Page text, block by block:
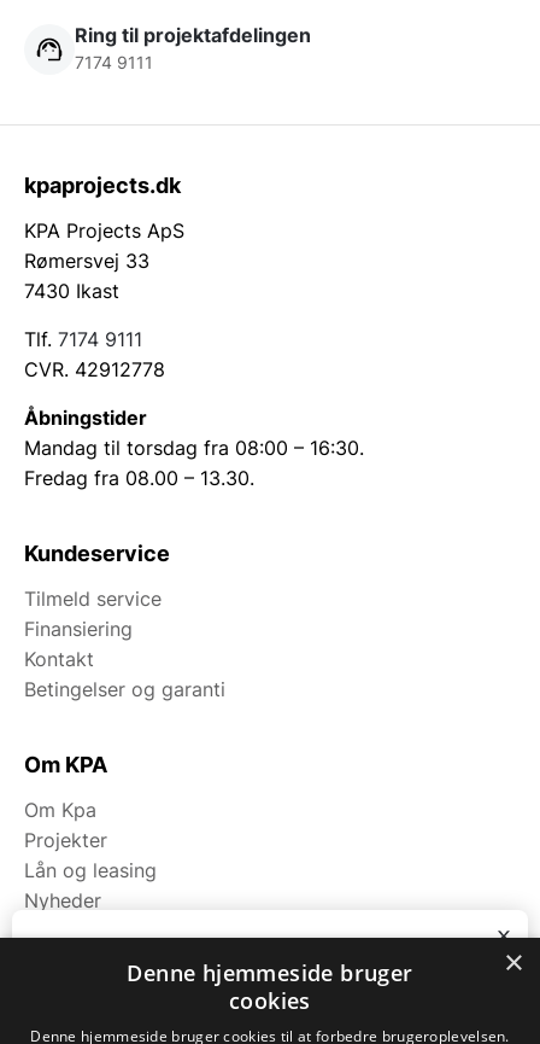
Ring til projektafdelingen
7174 9111
kpaprojects.dk
KPA Projects ApS
Rømersvej 33
7430 Ikast
Tlf. 7174 9111
CVR. 42912778
Åbningstider
Mandag til torsdag fra 08:00 – 16:30.
Fredag fra 08.00 – 13.30.
Kundeservice
Tilmeld service
Finansiering
Kontakt
Betingelser og garanti
Om KPA
Om Kpa
Projekter
Lån og leasing
Nyheder
Fagområder
x
Bliv ringet op
Ring til os på tlf. 7174 9111 eller notér dit
nummer nedenfor, så kontakter vi dig.
×
Denne hjemmeside bruger
cookies
Denne hjemmeside bruger cookies til at forbedre brugeroplevelsen.